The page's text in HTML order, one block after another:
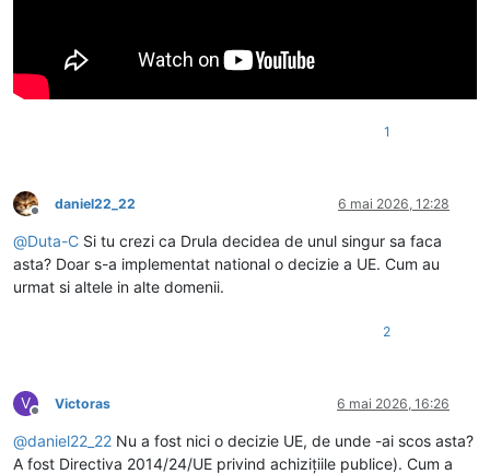
1
Deconectat
daniel22_22 6 mai 2026, 12:28
@Duta-C Si tu crezi ca Drula decidea de unul singur sa faca
asta? Doar s-a implementat national o decizie a UE. Cum au
urmat si altele in alte domenii.
2
V
Deconectat
Victoras 6 mai 2026, 16:26
@daniel22_22 Nu a fost nici o decizie UE, de unde -ai scos asta?
A fost Directiva 2014/24/UE privind achizițiile publice). Cum a